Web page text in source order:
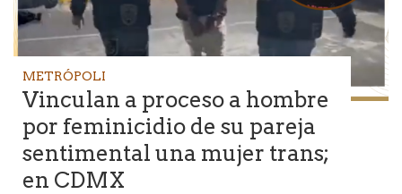
METRÓPOLI
Vinculan a proceso a hombre
por feminicidio de su pareja
sentimental una mujer trans;
en CDMX